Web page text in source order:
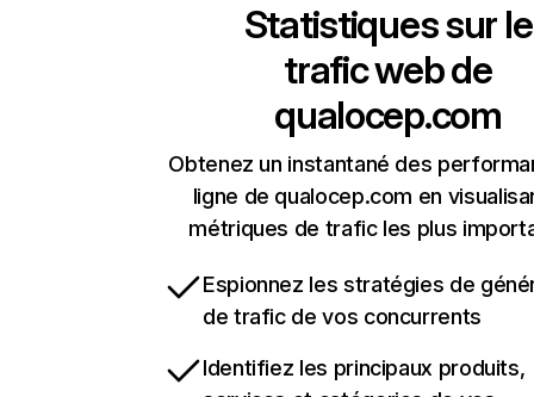
Statistiques sur le
trafic web de
qualocep.com
Obtenez un instantané des
ligne de qualocep.com en
métriques de trafic les plus
Espionnez les stratégies de
de trafic de vos concurrents
Identifiez les principaux produits,